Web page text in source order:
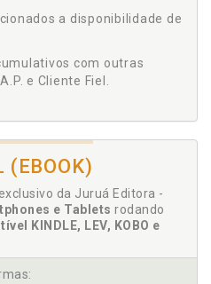
a disponibilidade de
com outras
e Cliente Fiel.
(EBOOK)
da Juruá Editora -
e Tablets rodando
KINDLE, LEV, KOBO e